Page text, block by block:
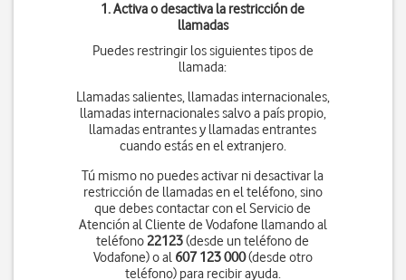
1. Activa o desactiva la restricción de
llamadas
Puedes restringir los siguientes tipos de
llamada:
Llamadas salientes, llamadas internacionales,
llamadas internacionales salvo a país propio,
llamadas entrantes y llamadas entrantes
cuando estás en el extranjero.
Tú mismo no puedes activar ni desactivar la
restricción de llamadas en el teléfono, sino
que debes contactar con el Servicio de
Atención al Cliente de Vodafone llamando al
teléfono22123(desde un teléfono de
Vodafone) o al 607 123 000(desde otro
teléfono) para recibir ayuda.